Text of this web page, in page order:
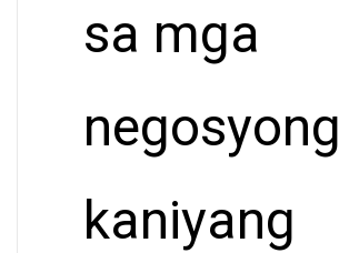
sa mga
negosyong
kaniyang